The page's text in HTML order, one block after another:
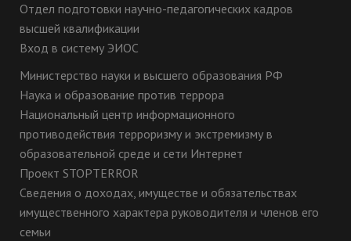
Отдел подготовки научно-педагогических кадров
высшей квалификации
Вход в систему ЭИОС
Министерство науки и высшего образования РФ
Наука и образование против террора
Национальный центр информационного
противодействия терроризму и экстремизму в
образовательной среде и сети Интернет
Проект STOPTERROR
Сведения о доходах, имуществе и обязательствах
имущественного характера руководителя и членов его
семьи